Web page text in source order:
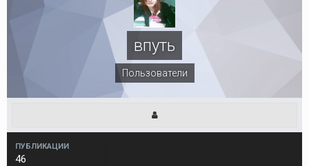
впуть
Пользователи
ПУБЛИКАЦИИ
46